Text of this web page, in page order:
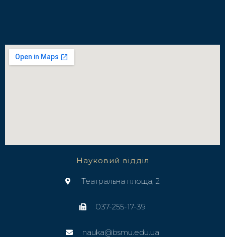
Науковий відділ
Театральна площа, 2
037-255-17-39
nauka@bsmu.edu.ua